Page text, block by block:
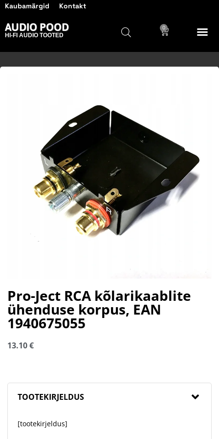
Kaubamärgid Kontakt
AUDIO POOD
HI-FI AUDIO TOOTED
0
Pro-Ject RCA kõlarikaablite
ühenduse korpus, EAN
1940675055
13.10€
TOOTEKIRJELDUS
[tootekirjeldus]